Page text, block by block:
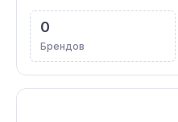
0
Брендов